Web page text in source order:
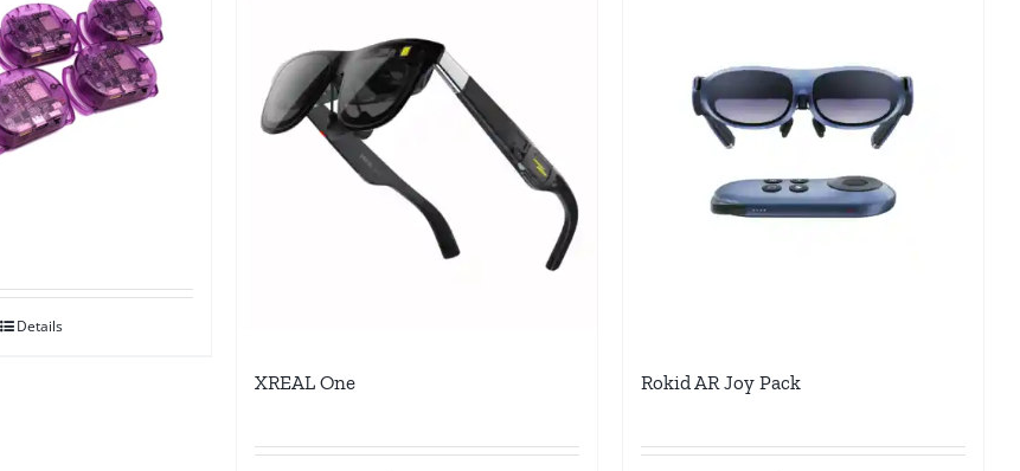
Details
XREAL One Rokid AR Joy Pack